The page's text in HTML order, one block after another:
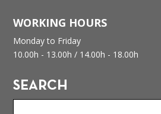
WORKING HOURS
Monday to Friday
10.00h - 13.00h / 14.00h - 18.00h
SEARCH